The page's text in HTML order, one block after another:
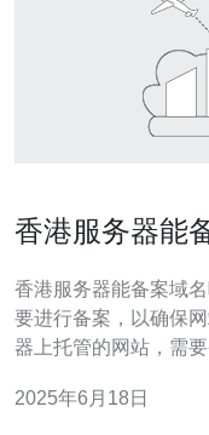
香港服务器能
香港服务器能备案域名吗？ 在中国大陆，所有
要进行备案，以确保
器上托管的网站，需
器并不需要进行备案
2025年6月18日